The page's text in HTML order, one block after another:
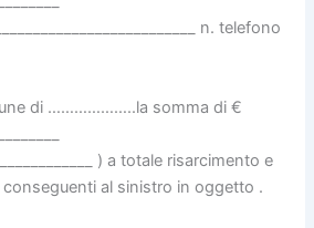
n. telefono
di ………………..la somma di €
) a totale risarcimento e
al sinistro in oggetto .